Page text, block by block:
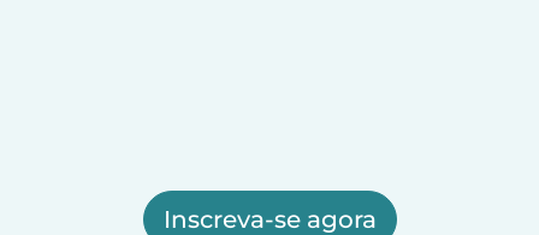
Inscreva-se agora